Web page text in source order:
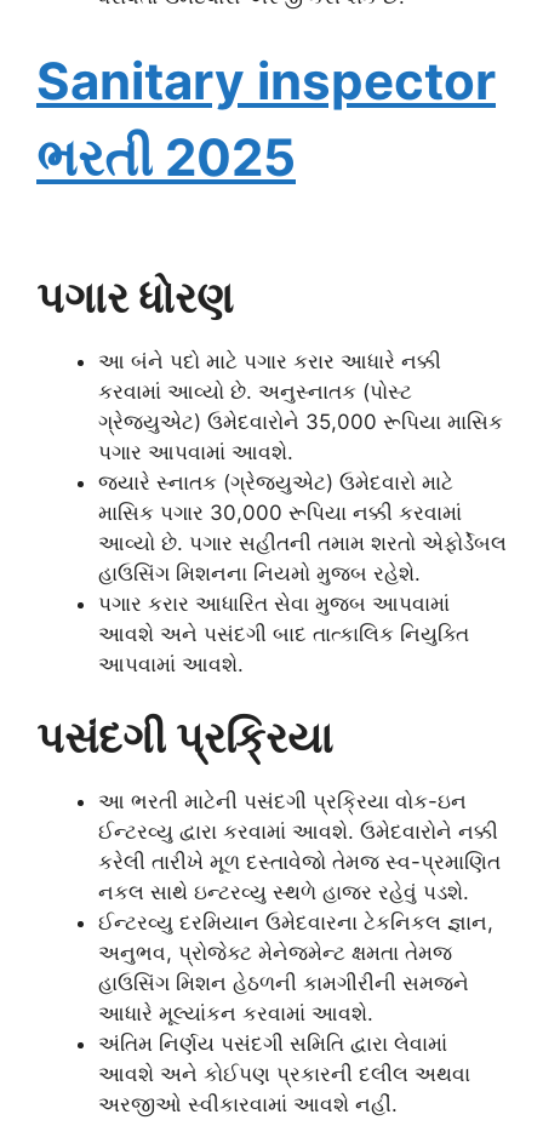
Sanitary inspector
ભરતી 2025
પગાર ધોરણ
આ બંને પદો માટે પગાર કરાર આધારે નક્કી
કરવામાં આવ્યો છે. અનુસ્નાતક (પોસ્ટ
ગ્રેજ્યુએટ) ઉમેદવારોને 35,000 રૂપિયા માસિક
પગાર આપવામાં આવશે.
જ્યારે સ્નાતક (ગ્રેજ્યુએટ) ઉમેદવારો માટે
માસિક પગાર 30,000 રૂપિયા નક્કી કરવામાં
આવ્યો છે. પગાર સહીતની તમામ શરતો એફોર્ડેબલ
હાઉસિંગ મિશનના નિયમો મુજબ રહેશે.
પગાર કરાર આધારિત સેવા મુજબ આપવામાં
આવશે અને પસંદગી બાદ તાત્કાલિક નિયુક્તિ
આપવામાં આવશે.
પસંદગી પ્રક્રિયા
આ ભરતી માટેની પસંદગી પ્રક્રિયા વોક-ઇન
ઈન્ટરવ્યુ દ્વારા કરવામાં આવશે. ઉમેદવારોને નક્કી
કરેલી તારીખે મૂળ દસ્તાવેજો તેમજ સ્વ-પ્રમાણિત
નકલ સાથે ઇન્ટરવ્યુ સ્થળે હાજર રહેવું પડશે.
ઈન્ટરવ્યુ દરમિયાન ઉમેદવારના ટેકનિકલ જ્ઞાન,
અનુભવ, પ્રોજેક્ટ મેનેજમેન્ટ ક્ષમતા તેમજ
હાઉસિંગ મિશન હેઠળની કામગીરીની સમજને
આધારે મૂલ્યાંકન કરવામાં આવશે.
અંતિમ નિર્ણય પસંદગી સમિતિ દ્વારા લેવામાં
આવશે અને કોઈપણ પ્રકારની દલીલ અથવા
અરજીઓ સ્વીકારવામાં આવશે નહીં.